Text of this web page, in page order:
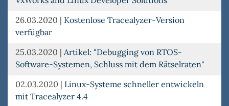
26.03.2020 | Kostenlose Tracealyzer-Version
verfügbar
25.03.2020 | Artikel: "Debugging von RTOS-
Software-Systemen, Schluss mit dem Rätselraten"
02.03.2020 | Linux-Systeme schneller entwickeln
mit Tracealyzer 4.4